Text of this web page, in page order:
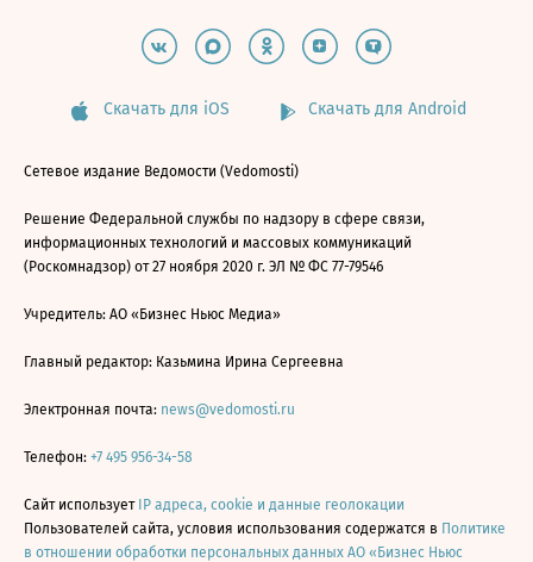
Скачать для iOS Скачать для Android
Сетевое издание Ведомости (Vedomosti)
Решение Федеральной службы по надзору в сфере связи,
информационных технологий и массовых коммуникаций
(Роскомнадзор) от 27 ноября 2020 г. ЭЛ № ФС 77-79546
Учредитель: АО «Бизнес Ньюс Медиа»
Главный редактор: Казьмина Ирина Сергеевна
Электронная почта: news@vedomosti.ru
Телефон: +7 495 956-34-58
Сайт использует IP адреса, cookie и данные геолокации
Пользователей сайта, условия использования содержатся в Политике
в отношении обработки персональных данных АО «Бизнес Ньюс